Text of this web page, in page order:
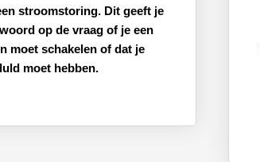
stroomstoring. Dit geeft je
op de vraag of je een
moet schakelen of dat je
moet hebben.